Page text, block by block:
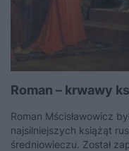
Roman – krwawy
Roman Mścisławowicz
najsilniejszych książąt
średniowieczu. Został